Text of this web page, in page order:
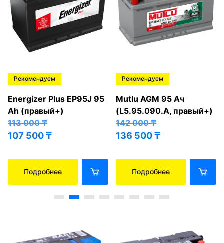
Рекомендуем
Energizer Plus EP95J 95
Ah (правый+)
113 000₸
107 500₸
Подробнее
Рекомендуем
Mutlu AGM 95 Ач
(L5.95.090.A, правый+)
142 000₸
136 500₸
Подробнее